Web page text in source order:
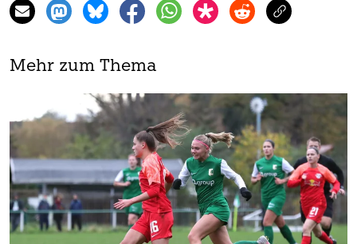
Mehr zum Thema